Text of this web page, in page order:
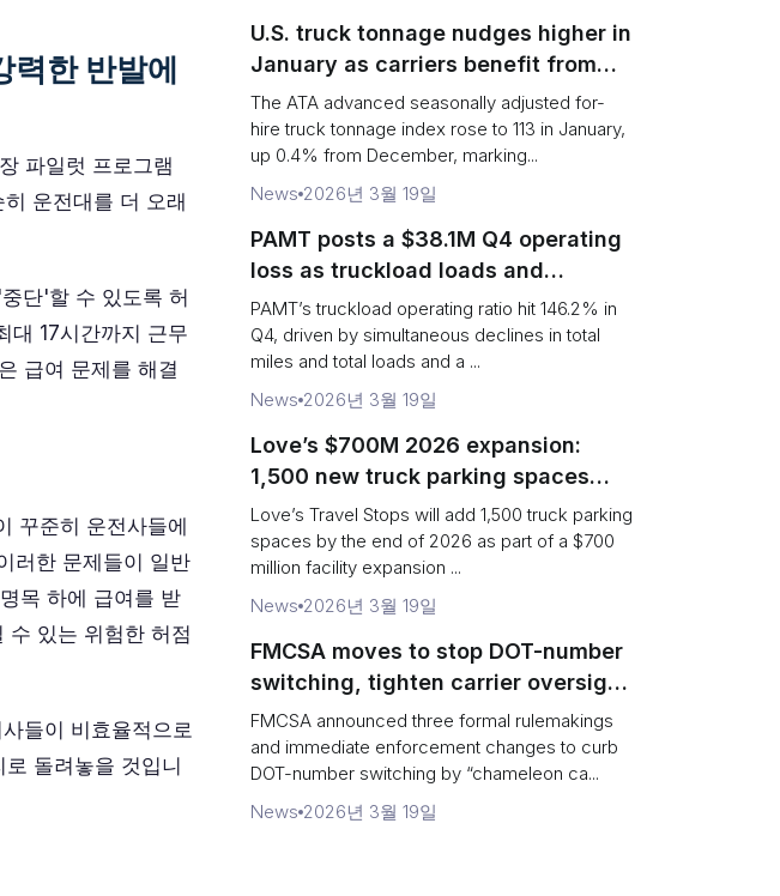
력한 반발에
파일럿 프로그램
운전대를 더 오래
단'할 수 있도록 허
대 17시간까지 근무
급여 문제를 해결
꾸준히 운전사들에
러한 문제들이 일반
목 하에 급여를 받
수 있는 위험한 허점
들이 비효율적으로
돌려놓을 것입니
U.S. truck tonnage nudges higher in
January as carriers benefit from
tighter capacity
The ATA advanced seasonally adjusted for-
hire truck tonnage index rose to 113 in January,
up 0.4% from December, marking...
News 2026년 3월 19일
PAMT posts a $38.1M Q4 operating
loss as truckload loads and
revenue per truck decline
PAMT’s truckload operating ratio hit 146.2% in
Q4, driven by simultaneous declines in total
miles and total loads and a ...
News 2026년 3월 19일
Love’s $700M 2026 expansion:
1,500 new truck parking spaces
and expanded driver services
Love’s Travel Stops will add 1,500 truck parking
spaces by the end of 2026 as part of a $700
million facility expansion ...
News 2026년 3월 19일
FMCSA moves to stop DOT-number
switching, tighten carrier oversight
and boost road safety
FMCSA announced three formal rulemakings
and immediate enforcement changes to curb
DOT-number switching by “chameleon ca...
News 2026년 3월 19일